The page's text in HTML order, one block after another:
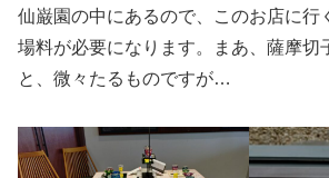
仙巌園の中にあるので、このお店に行
場料が必要になります。まあ、薩摩切
と、微々たるものですが…